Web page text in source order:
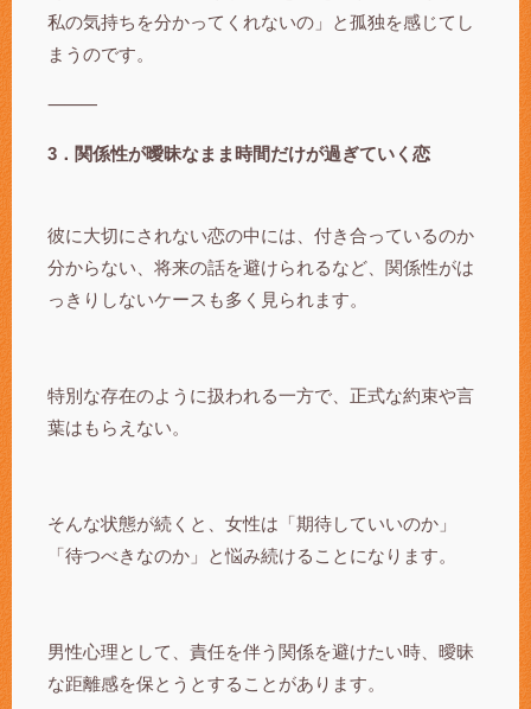
私の気持ちを分かってくれないの」と孤独を感じてし
まうのです。
⸻
3．関係性が曖昧なまま時間だけが過ぎていく恋
彼に大切にされない恋の中には、付き合っているのか
分からない、将来の話を避けられるなど、関係性がは
っきりしないケースも多く見られます。
特別な存在のように扱われる一方で、正式な約束や言
葉はもらえない。
そんな状態が続くと、女性は「期待していいのか」
「待つべきなのか」と悩み続けることになります。
男性心理として、責任を伴う関係を避けたい時、曖昧
な距離感を保とうとすることがあります。